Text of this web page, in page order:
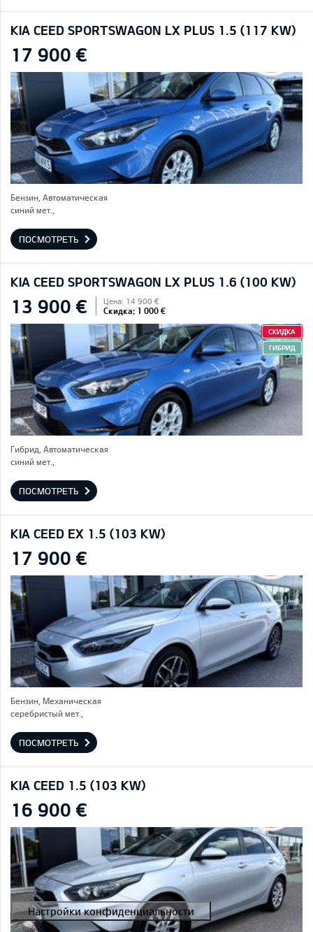
KIA CEED SPORTSWAGON LX PLUS 1.5 (117 KW)
17 900 €
Бензин, Автоматическая
синий мет.,
ПОСМОТРЕТЬ
KIA CEED SPORTSWAGON LX PLUS 1.6 (100 KW)
13 900 € Цена: 14 900 €
Скидка: 1 000 €
СКИДКА
ГИБРИД
Гибрид, Автоматическая
синий мет.,
ПОСМОТРЕТЬ
KIA CEED EX 1.5 (103 KW)
17 900 €
Бензин, Механическая
серебристый мет.,
ПОСМОТРЕТЬ
KIA CEED 1.5 (103 KW)
16 900 €